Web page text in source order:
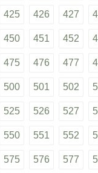
425 426 427
450 451 452
475 476 477
500 501 502
525 526 527
550 551 552
575 576 577